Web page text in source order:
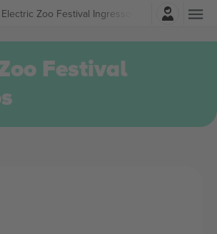
Electric Zoo Festival Ingressos
Entrar
Festival